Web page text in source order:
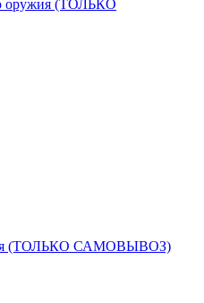
оружия (ТОЛЬКО
(ТОЛЬКО САМОВЫВОЗ)